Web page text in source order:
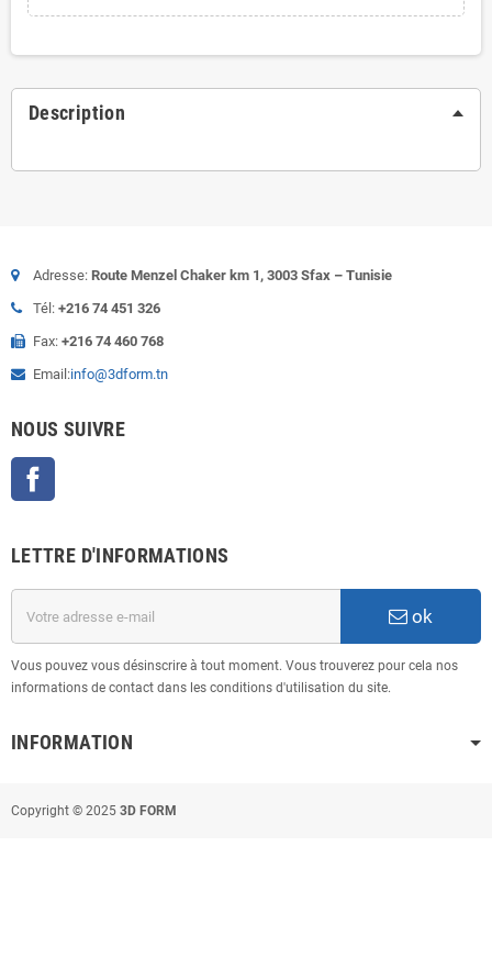
Description
Adresse: Route Menzel Chaker km 1, 3003 Sfax – Tunisie
Tél: +216 74 451 326
Fax: +216 74 460 768
Email:info@3dform.tn
NOUS SUIVRE
LETTRE D'INFORMATIONS
ok
Vous pouvez vous désinscrire à tout moment. Vous trouverez pour cela nos
informations de contact dans les conditions d'utilisation du site.
INFORMATION
Copyright © 2025 3D FORM